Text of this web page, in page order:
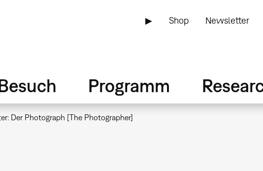
▶ Shop Newsletter
Programm
Der Photograph [The Photographer]